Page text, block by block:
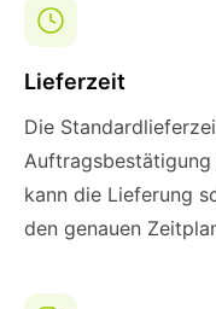
Lieferzeit
Die
Auftragsbestätigung
kann die Lieferung
den genauen